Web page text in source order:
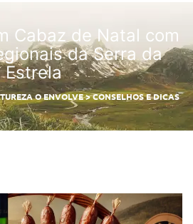
Cabaz de Natal com
da Serra da
Estrela
O ENVOLVE>CONSELHOS E DICAS